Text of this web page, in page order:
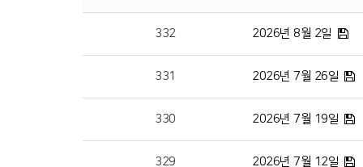
332 2026년 8월 2일
331 2026년 7월 26일
330 2026년 7월 19일
329 2026년 7월 12일